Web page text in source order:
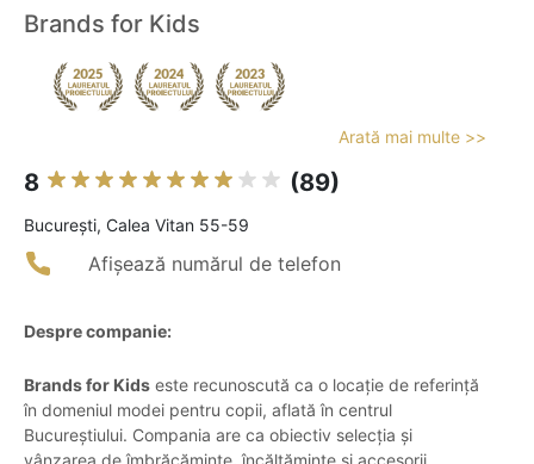
Brands for Kids
Arată mai multe >>
8 (89)
Bucureşti, Calea Vitan 55-59
Afișează numărul de telefon
Despre companie:
Brands for Kids este recunoscută ca o locație de referință
în domeniul modei pentru copii, aflată în centrul
Bucureștiului. Compania are ca obiectiv selecția și
vânzarea de îmbrăcăminte, încălțăminte și accesorii